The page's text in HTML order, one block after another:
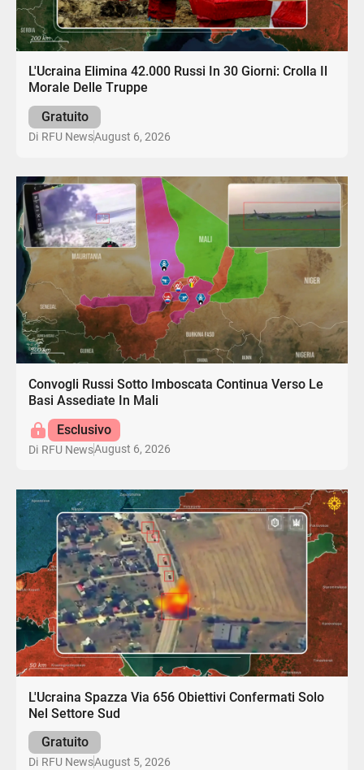
L'Ucraina Elimina 42.000 Russi In 30 Giorni: Crolla Il
Morale Delle Truppe
Gratuito
Di RFU NewsAugust 6, 2026
Convogli Russi Sotto Imboscata Continua Verso Le
Basi Assediate In Mali
Esclusivo
Di RFU NewsAugust 6, 2026
L'Ucraina Spazza Via 656 Obiettivi Confermati Solo
Nel Settore Sud
Gratuito
Di RFU NewsAugust 5, 2026